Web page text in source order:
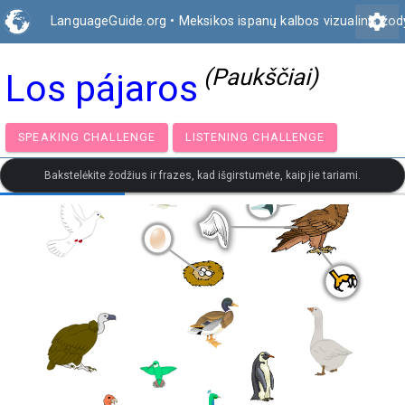
LanguageGuide.org • Meksikos ispanų kalbos vizualinissettings
Los pájaros (Paukščiai)
SPEAKING CHALLENGE LISTENING CHALLENGE
Bakstelėkite žodžius ir frazes, kad išgirstumėte, kaip jie tariami.